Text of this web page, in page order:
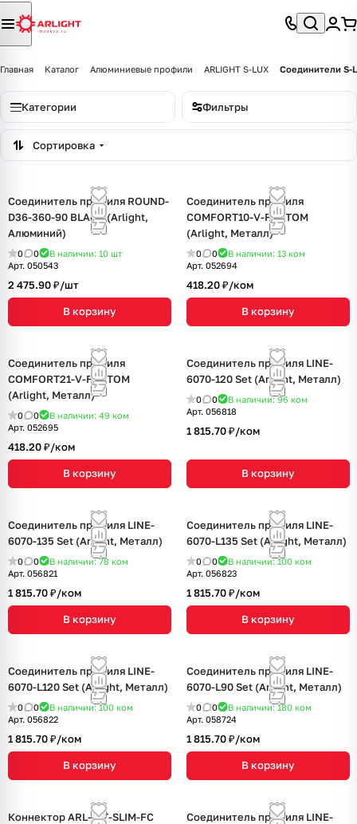
Главная Каталог Алюминиевые профили ARLIGHT S-LUX Соединители S-
Категории Фильтры
Сортировка
Соединитель профиля ROUND-
D36-360-90 BLACK (Arlight,
Алюминий)
0 0 В наличии: 10 шт
Арт. 050543
2 475.90 ₽/шт
В корзину
Соединитель профиля
COMFORT10-V-FANTOM
(Arlight, Металл)
0 0 В наличии: 13 ком
Арт. 052694
418.20 ₽/ком
В корзину
Соединитель профиля
COMFORT21-V-FANTOM
(Arlight, Металл)
0 0 В наличии: 49 ком
Арт. 052695
418.20 ₽/ком
В корзину
Соединитель профиля LINE-
6070-120 Set (Arlight, Металл)
0 0 В наличии: 96 ком
Арт. 056818
1 815.70 ₽/ком
В корзину
Соединитель профиля LINE-
6070-135 Set (Arlight, Металл)
0 0 В наличии: 78 ком
Арт. 056821
1 815.70 ₽/ком
В корзину
Соединитель профиля LINE-
6070-L135 Set (Arlight, Металл)
0 0 В наличии: 100 ком
Арт. 056823
1 815.70 ₽/ком
В корзину
Соединитель профиля LINE-
6070-L120 Set (Arlight, Металл)
0 0 В наличии: 100 ком
Арт. 056822
1 815.70 ₽/ком
В корзину
Соединитель профиля LINE-
6070-L90 Set (Arlight, Металл)
0 0 В наличии: 180 ком
Арт. 058724
1 815.70 ₽/ком
В корзину
Коннектор ARL-KIT-SLIM-FC
Соединитель профиля LINE-